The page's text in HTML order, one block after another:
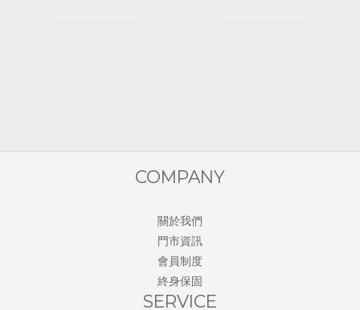
COMPANY
關於我們
門市資訊
會員制度
終身保固
SERVICE